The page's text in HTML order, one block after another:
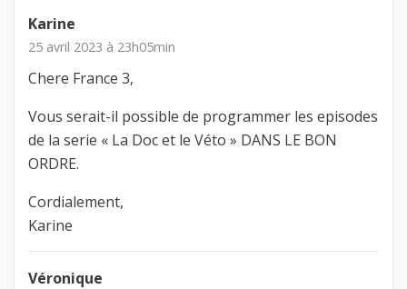
Karine
25 avril 2023 à 23h05min
Chere France 3,
Vous serait-il possible de programmer les episodes
de la serie « La Doc et le Véto » DANS LE BON
ORDRE.
Cordialement,
Karine
Véronique